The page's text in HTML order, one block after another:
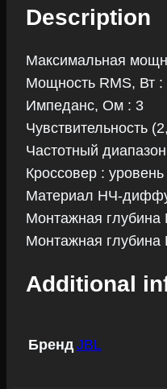
Description
Максимальная
Мощность RMS, Вт :
Импеданс, Ом : 3
Чувствительность
Частотный
Кроссовер :
Материал НЧ-
Монтажная
Монтажная
Additional
Бренд JBL